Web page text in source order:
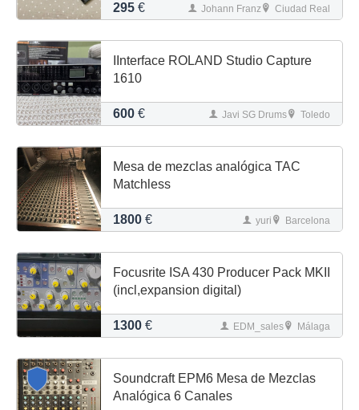
295 € Johann Franz Ciudad Real
IInterface ROLAND Studio Capture
1610
600 € Javi SG Drums Toledo
Mesa de mezclas analógica TAC
Matchless
1800 € yuri Barcelona
Focusrite ISA 430 Producer Pack MKII
(incl,expansion digital)
1300 € EDM_sales Málaga
Soundcraft EPM6 Mesa de Mezclas
Analógica 6 Canales